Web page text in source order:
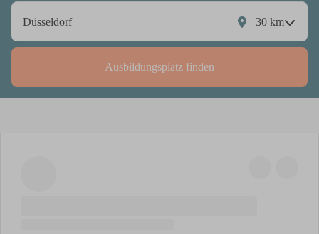
30 km
Ausbildungsplatz finden